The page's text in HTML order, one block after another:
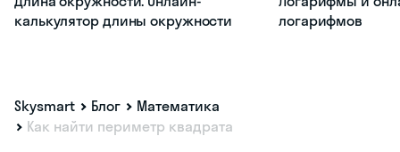
калькулятор длины окружности
логарифмов
Skysmart Блог
Математика
Как найти периметр квадрата